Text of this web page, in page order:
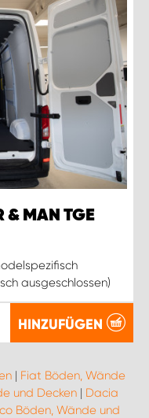
& MAN TGE
ausgeschlossen)
HINZUFÜGEN
| Fiat Böden, Wände
und Decken| Dacia
Böden, Wände und